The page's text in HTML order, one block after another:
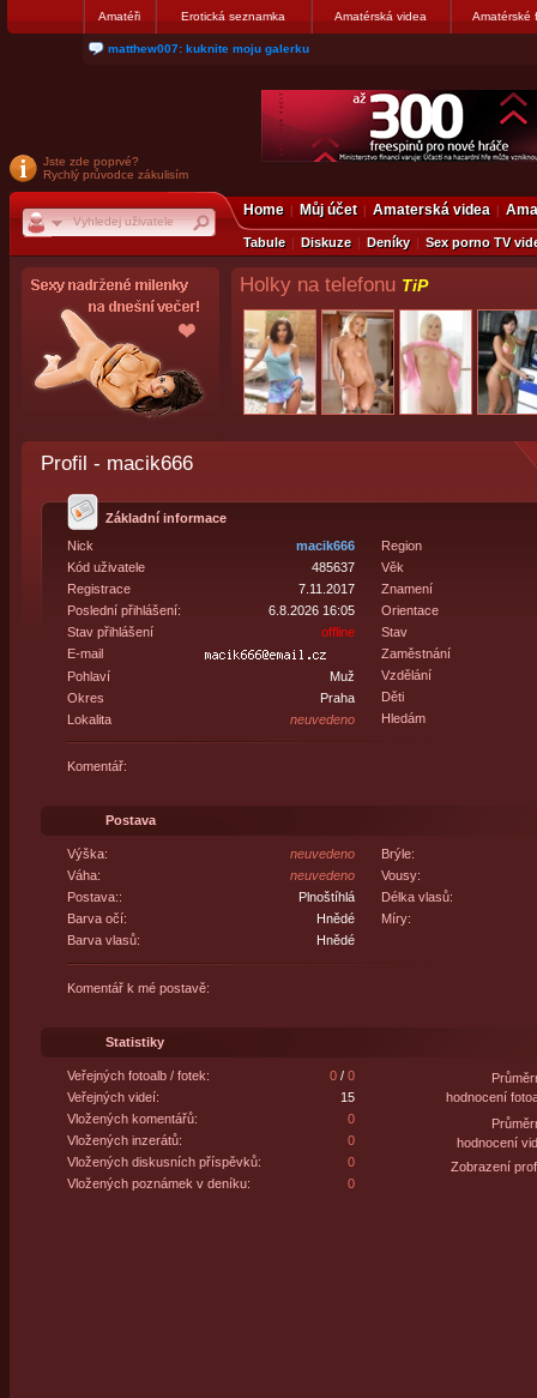
Amatéři Erotická seznamka Amatérská videa Amatérské
matthew007: kuknite moju galerku
Jste zde poprvé?
Rychlý průvodce zákulisím
Home Můj účet Amaterská videa
Tabule Diskuze Deníky Sex porno TV
Holky na telefonu TiP
Profil - macik666
Základní informace
Nick
macik666
Kód uživatele
485637
Registrace
7.11.2017
Poslední přihlášení:
6.8.2026 16:05
Stav přihlášení
offline
E-mail
Pohlaví
Muž
Okres
Praha
Lokalita
neuvedeno
Region
Věk
Znamení
Orientace
Stav
Zaměstnání
Vzdělání
Děti
Hledám
Komentář:
Postava
Výška:
neuvedeno
Váha:
neuvedeno
Postava::
Plnoštíhlá
Barva očí:
Hnědé
Barva vlasů:
Hnědé
Brýle:
Vousy:
Délka vlasů:
Míry:
Komentář k mé postavě:
Statistiky
Veřejných fotoalb / fotek: 0/ 0
Veřejných videí:
15
Vložených komentářů:
0
Vložených inzerátů:
0
Vložených diskusních příspěvků:
0
Vložených poznámek v deníku:
0
hodnocení
hodnocení
Zobrazení